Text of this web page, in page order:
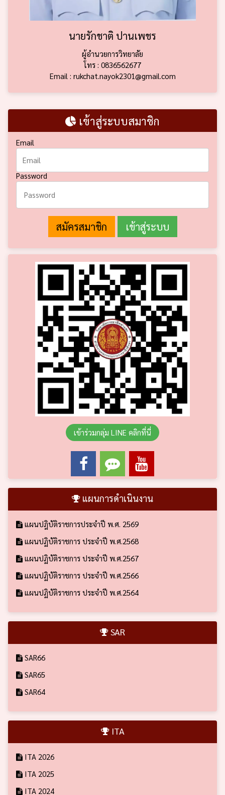
นายรักชาติ ปานเพชร
ผู้อำนวยการวิทยาลัย
โทร : 0836562677
Email : rukchat.nayok2301@gmail.com
เข้าสู่ระบบสมาชิก
Email
Password
สมัครสมาชิก
เข้าร่วมกลุ่ม LINE คลิกที่นี่
แผนการดำเนินงาน
แผนปฎิบัติราชการประจำปี พ.ศ. 2569
แผนปฏิบัติราชการ ประจำปี พ.ศ.2568
แผนปฏิบัติราชการ ประจำปี พ.ศ.2567
แผนปฏิบัติราชการ ประจำปี พ.ศ.2566
แผนปฏิบัติราชการ ประจำปี พ.ศ.2564
SAR
SAR66
SAR65
SAR64
ITA
ITA 2026
ITA 2025
ITA 2024